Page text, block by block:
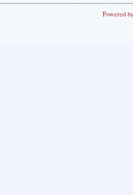
Powered by